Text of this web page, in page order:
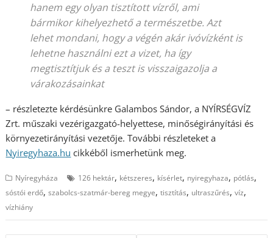
hanem egy olyan tisztított vízről, ami
bármikor kihelyezhető a természetbe. Azt
lehet mondani, hogy a végén akár ivóvízként is
lehetne használni ezt a vizet, ha így
megtisztítjuk és a teszt is visszaigazolja a
várakozásainkat
– részletezte kérdésünkre Galambos Sándor, a NYÍRSÉGVÍZ
Zrt. műszaki vezérigazgató-helyettese, minőségirányítási és
környezetirányítási vezetője. További részleteket a
Nyiregyhaza.hu cikkéből ismerhetünk meg.
Nyíregyháza 126 hektár, kétszeres, kísérlet, nyiregyhaza, pótlás,
sóstói erdő,szabolcs-szatmár-bereg megye,tisztítás, ultraszűrés,víz,
vízhiány